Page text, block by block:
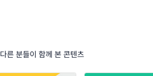
다른 분들이 함께 본 콘텐츠